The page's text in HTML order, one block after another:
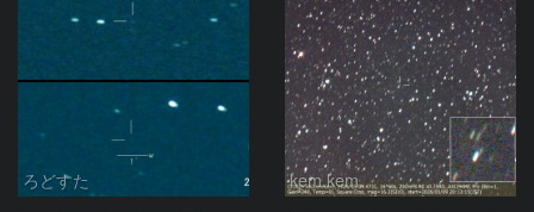
ろどすた kem.kem